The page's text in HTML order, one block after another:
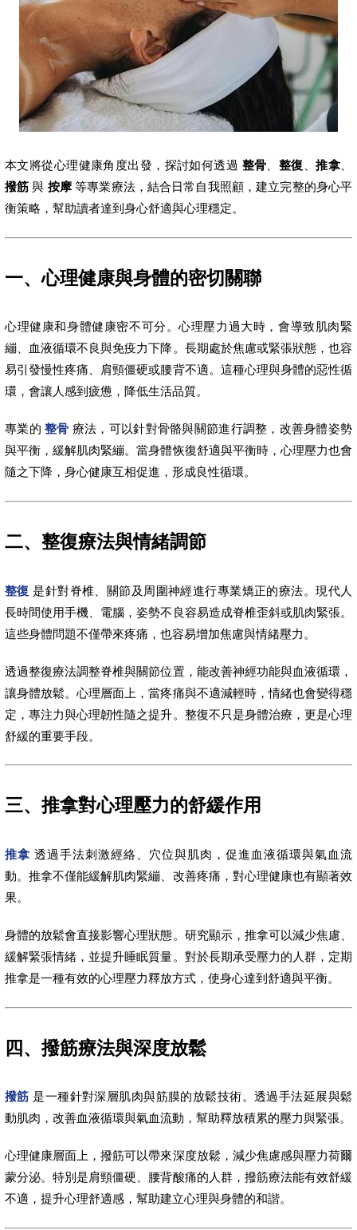
本文將從心理健康角度出發，探討如何透過 整骨 整復 、推拿
撥筋 與 按摩等專業療法，結合日常自我照顧，建立完整的身心平
衡策略，幫助讀者達到身心舒適與心理穩定。
一、心理健康與身體的密切關聯
心理健康和身體健康密不可分。心理壓力過大時，會導致肌肉緊
繃、血液循環不良與免疫力下降。長期處於焦慮或緊張狀態，也容
易引發慢性疼痛、肩頸僵硬或腰背不適。這種心理與身體的惡性循
環，會讓人感到疲憊，降低生活品質。
專業的整骨 療法，可以針對骨骼與關節進行調整，改善身體姿勢
與平衡，緩解肌肉緊繃。當身體恢復舒適與平衡時，心理壓力也會
隨之下降，身心健康互相促進，形成良性循環。
二、整復療法與情緒調節
整復 是針對脊椎、關節及周圍神經進行專業矯正的療法。現代人
長時間使用手機、電腦，姿勢不良容易造成脊椎歪斜或肌肉緊張。
這些身體問題不僅帶來疼痛，也容易增加焦慮與情緒壓力。
透過整復療法調整脊椎與關節位置，能改善神經功能與血液循環，
讓身體放鬆。心理層面上，當疼痛與不適減輕時，情緒也會變得穩
定，專注力與心理韌性隨之提升。整復不只是身體治療，更是心理
舒緩的重要手段。
三、推拿對心理壓力的舒緩作用
推拿 透過手法刺激經絡、穴位與肌肉，促進血液循環與氣血流
動。推拿不僅能緩解肌肉緊繃、改善疼痛，對心理健康也有顯著效
果。
身體的放鬆會直接影響心理狀態。研究顯示，推拿可以減少焦慮、
緩解緊張情緒，並提升睡眠質量。對於長期承受壓力的人群，定期
推拿是一種有效的心理壓力釋放方式，使身心達到舒適與平衡。
四、撥筋療法與深度放鬆
撥筋 是一種針對深層肌肉與筋膜的放鬆技術。透過手法延展與鬆
動肌肉，改善血液循環與氣血流動，幫助釋放積累的壓力與緊張。
心理健康層面上，撥筋可以帶來深度放鬆，減少焦慮感與壓力荷爾
蒙分泌。特別是肩頸僵硬、腰背酸痛的人群，撥筋療法能有效舒緩
不適，提升心理舒適感，幫助建立心理與身體的和諧。